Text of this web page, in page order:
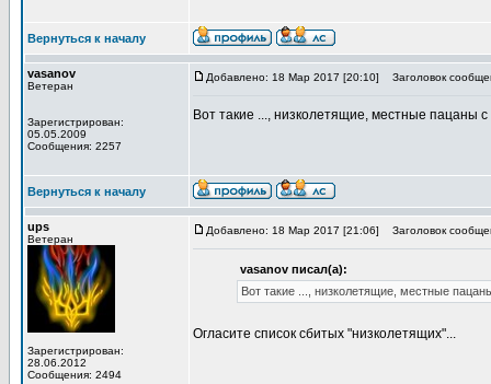
Вернуться к началу
vasanov
Ветеран
Зарегистрирован:
05.05.2009
Сообщения: 2257
Добавлено: 18 Мар 2017 [20:10] Заголовок
Вот такие ..., низколетящие, местные пацаны
Вернуться к началу
ups
Ветеран
Зарегистрирован:
28.06.2012
Сообщения: 2494
Добавлено: 18 Мар 2017 [21:06] Заголовок
vasanov писал(а):
Вот такие ..., низколетящие, местные
Огласите список сбитых "низколетящих"...